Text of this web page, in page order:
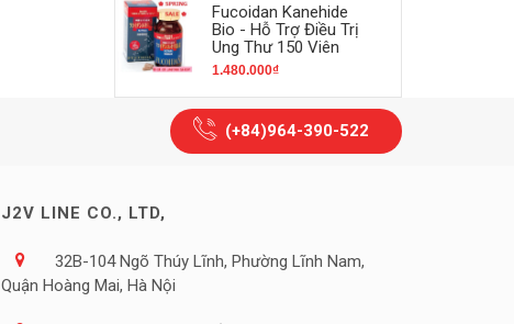
Fucoidan Kanehide
Bio - Hỗ Trợ Điều Trị
Ung Thư 150 Viên
1.480.000₫
(+84)964-390-522
J2V LINE CO., LTD,
32B-104 Ngõ Thúy Lĩnh, Phường Lĩnh Nam,
Quận Hoàng Mai, Hà Nội